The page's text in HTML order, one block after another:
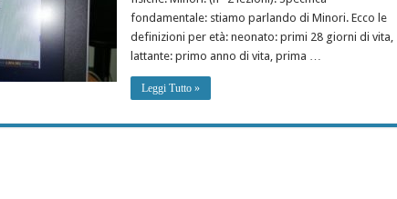
fondamentale: stiamo parlando di Minori. Ecco le
definizioni per età: neonato: primi 28 giorni di vita,
lattante: primo anno di vita, prima …
Leggi Tutto »